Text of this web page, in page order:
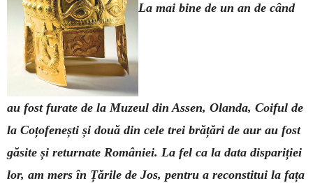
La mai bine de un an de când
au fost furate de la Muzeul din Assen, Olanda, Coiful de
la Coțofenești și două din cele trei brățări de aur au fost
găsite și returnate României. La fel ca la data dis­pariției
lor, am mers în Țările de Jos, pentru a reconstitui la fața